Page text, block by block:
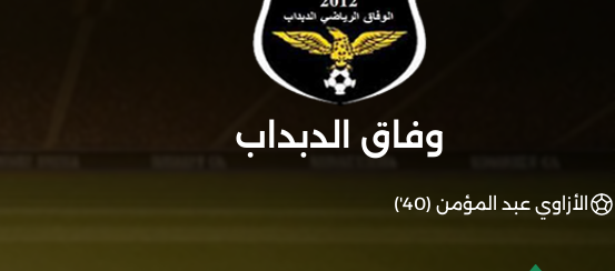
وفاق الدبداب
الأزاوي عبد المؤمن (40')